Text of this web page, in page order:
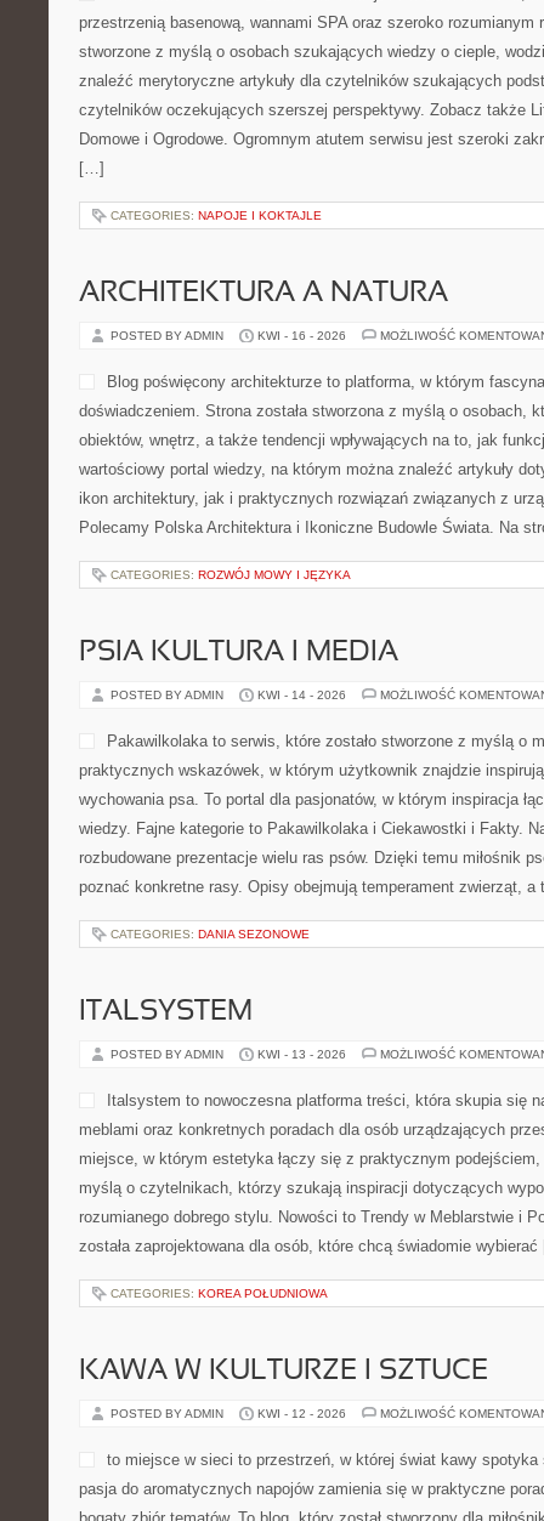
przestrzenią basenową, wannami SPA oraz szeroko rozumianym
stworzone z myślą o osobach szukających wiedzy o cieple,
znaleźć merytoryczne artykuły dla czytelników szukających
czytelników oczekujących szerszej perspektywy. Zobacz także
Domowe i Ogrodowe. Ogromnym atutem serwisu jest szeroki
[…]
CATEGORIES: NAPOJE I KOKTAJLE
ARCHITEKTURA A NATURA
POSTED BY ADMIN KWI - 16 - 2026 MOŻLIWOŚĆ
Blog poświęcony architekturze to platforma, w którym
doświadczeniem. Strona została stworzona z myślą o osobach,
obiektów, wnętrz, a także tendencji wpływających na to, jak
wartościowy portal wiedzy, na którym można znaleźć artykuły
ikon architektury, jak i praktycznych rozwiązań związanych z
Polecamy Polska Architektura i Ikoniczne Budowle Świata. Na
CATEGORIES: ROZWÓJ MOWY I JĘZYKA
PSIA KULTURA I MEDIA
POSTED BY ADMIN KWI - 14 - 2026 MOŻLIWOŚĆ
Pakawilkolaka to serwis, które zostało stworzone z myślą o
praktycznych wskazówek, w którym użytkownik znajdzie
wychowania psa. To portal dla pasjonatów, w którym inspiracja
wiedzy. Fajne kategorie to Pakawilkolaka i Ciekawostki i Fakty.
rozbudowane prezentacje wielu ras psów. Dzięki temu miłośnik
poznać konkretne rasy. Opisy obejmują temperament zwierząt,
CATEGORIES: DANIA SEZONOWE
ITALSYSTEM
POSTED BY ADMIN KWI - 13 - 2026 MOŻLIWOŚĆ
Italsystem to nowoczesna platforma treści, która skupia się
meblami oraz konkretnych poradach dla osób urządzających
miejsce, w którym estetyka łączy się z praktycznym
myślą o czytelnikach, którzy szukają inspiracji dotyczących
rozumianego dobrego stylu. Nowości to Trendy w Meblarstwie i
została zaprojektowana dla osób, które chcą świadomie
CATEGORIES: KOREA POŁUDNIOWA
KAWA W KULTURZE I SZTUCE
POSTED BY ADMIN KWI - 12 - 2026 MOŻLIWOŚĆ
to miejsce w sieci to przestrzeń, w której świat kawy spotyka
pasja do aromatycznych napojów zamienia się w praktyczne